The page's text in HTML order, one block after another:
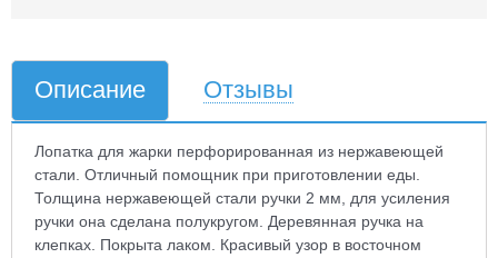
Описание Отзывы
Лопатка для жарки перфорированная из нержавеющей
стали. Отличный помощник при приготовлении еды.
Толщина нержавеющей стали ручки 2 мм, для усиления
ручки она сделана полукругом. Деревянная ручка на
клепках. Покрыта лаком. Красивый узор в восточном